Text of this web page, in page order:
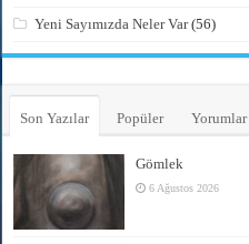
Yeni Sayımızda Neler Var(56)
Son Yazılar Popüler Yorumlar
Gömlek
6 Ağustos 2026